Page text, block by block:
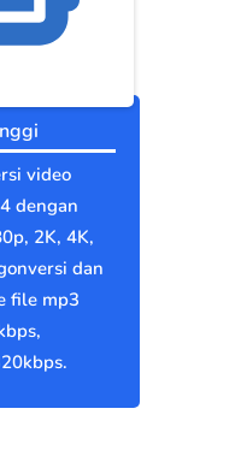
video
dengan
2K, 4K,
dan
file mp3